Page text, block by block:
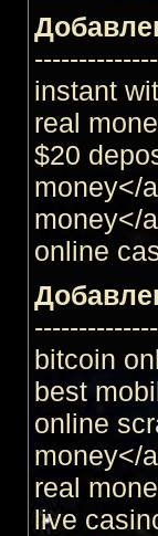
instant
real
$20
money</
money</
online
bitcoin
best
online
money</
real
live